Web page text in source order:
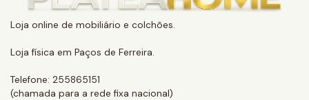
Loja online de mobiliário e colchões.
Loja física em Paços de Ferreira.
Telefone: 255865151
(chamada para a rede fixa nacional)